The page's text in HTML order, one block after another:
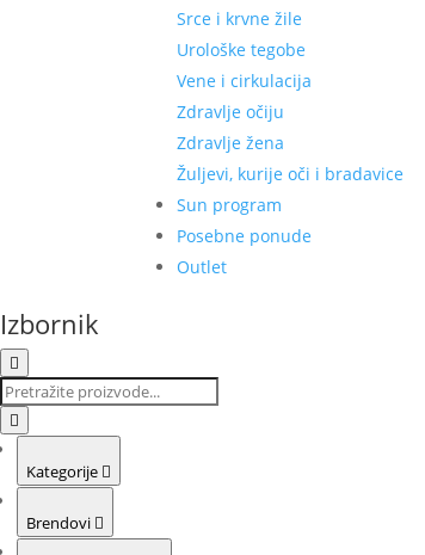
Srce i krvne žile
Urološke tegobe
Vene i cirkulacija
Zdravlje očiju
Zdravlje žena
Žuljevi, kurije oči i bradavice
Sun program
Posebne ponude
Outlet
Izbornik
Kategorije
Brendovi